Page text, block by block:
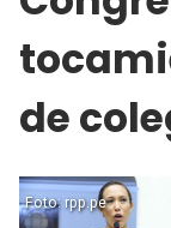
de
Foto: rpp.pe